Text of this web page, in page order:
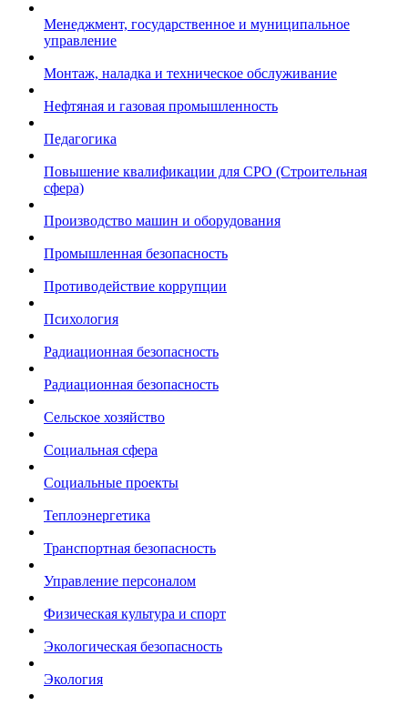
Менеджмент, государственное и муниципальное
управление
Монтаж, наладка и техническое обслуживание
Нефтяная и газовая промышленность
Педагогика
Повышение квалификации для СРО (Строительная
сфера)
Производство машин и оборудования
Промышленная безопасность
Противодействие коррупции
Психология
Радиационная безопасность
Радиационная безопасность
Сельское хозяйство
Социальная сфера
Социальные проекты
Теплоэнергетика
Транспортная безопасность
Управление персоналом
Физическая культура и спорт
Экологическая безопасность
Экология